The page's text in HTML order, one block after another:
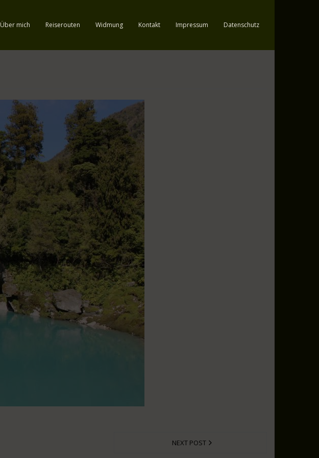
Über mich Reiserouten Widmung Kontakt Impressum Datenschutz
NEXT POST